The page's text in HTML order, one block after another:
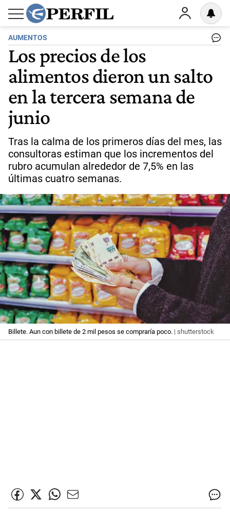
AUMENTOS
Los precios de los
alimentos dieron un salto
en la tercera semana de
junio
Tras la calma de los primeros días del mes, las
consultoras estiman que los incrementos del
rubro acumulan alrededor de 7,5% en las
últimas cuatro semanas.
Billete. Aun con billete de 2 mil pesos se compraría poco. | shutterstock